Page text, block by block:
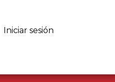
Iniciar sesión